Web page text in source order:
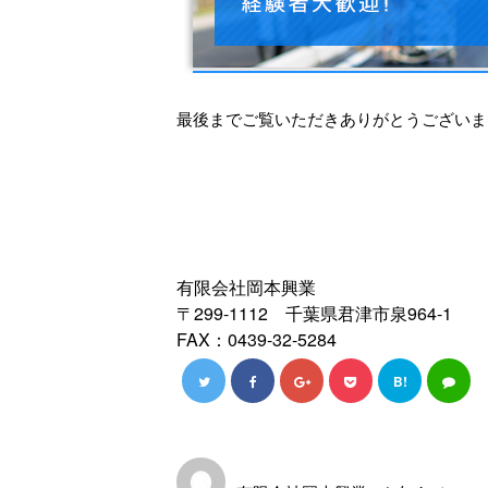
最後までご覧いただきありがとうござい
有限会社岡本興業
〒299-1112 千葉県君津市泉964-1
FAX：0439-32-5284
B!